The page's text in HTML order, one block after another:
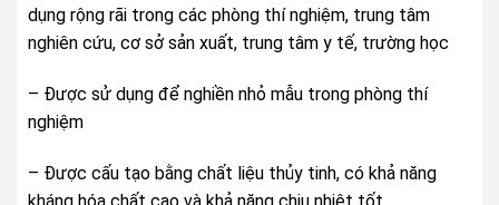
dụng rộng rãi trong các phòng thí nghiệm, trung tâm
nghiên cứu, cơ sở sản xuất, trung tâm y tế, trường học
– Được sử dụng để nghiền nhỏ mẫu trong phòng thí
nghiệm
– Được cấu tạo bằng chất liệu thủy tinh, có khả năng
kháng hóa chất cao và khả năng chịu nhiệt tốt